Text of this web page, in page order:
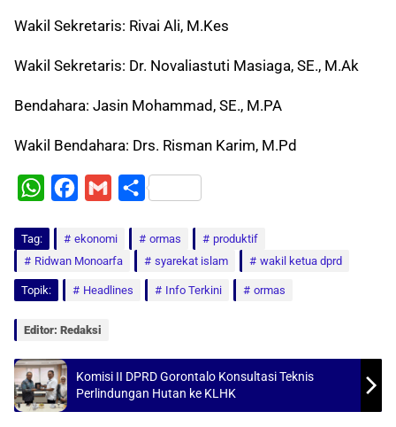
Wakil Sekretaris: Rivai Ali, M.Kes
Wakil Sekretaris: Dr. Novaliastuti Masiaga, SE., M.Ak
Bendahara: Jasin Mohammad, SE., M.PA
Wakil Bendahara: Drs. Risman Karim, M.Pd
W
t
s
p
c
e
b
k
a
i
l
S
a
r
Tag: ekonomi ormas
produktif
Ridwan Monoarfa
syarekat islam wakil ketua dprd
Topik: Headlines Info Terkini ormas
Editor: Redaksi
Komisi II DPRD Gorontalo Konsultasi Teknis
Perlindungan Hutan ke KLHK